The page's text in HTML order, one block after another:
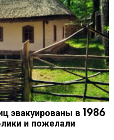
эвакуированы в 1986
и пожелали